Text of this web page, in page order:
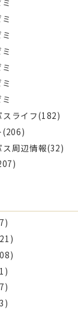
スライフ(182)
(206)
ス周辺情報(32)